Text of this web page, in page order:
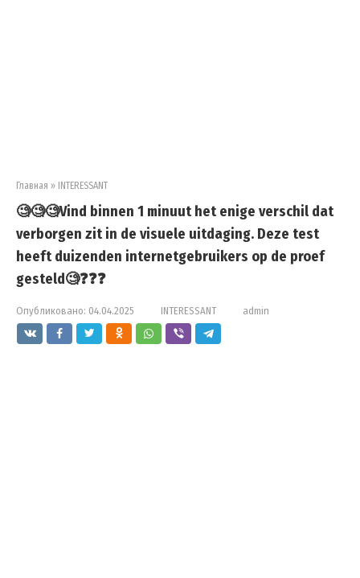
Главная » INTERESSANT
🧐🧐🧐Vind binnen 1 minuut het enige verschil dat
verborgen zit in de visuele uitdaging. Deze test
heeft duizenden internetgebruikers op de proef
gesteld🧐❓❓❓
Опубликовано: 04.04.2025 INTERESSANT admin